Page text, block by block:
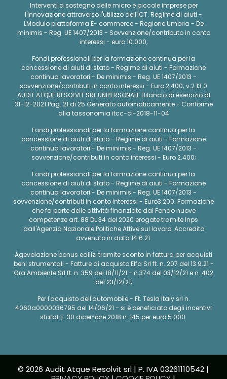
Interventi a sostegno delle micro e piccole imprese per
l'innovazione attraverso l'utilizzo dell'ICT. Regime di aiuti -
LModulo piattaforma E- commerce - Regione Umbria - De
minimis - Reg. UE 1407/2013 - Sovvenzione/contributo in conto
interessi - euro 10.000;
Fondi professionali per la formazione continua per la
concessione di aiuti di stato - Regime di aiuti - Formazione
continua lavoratori - De minimis - Reg. UE 1407/2013 -
sovvenzione/contributi in conto interessi - Euro 2.400; v.2.13.0
AUDIT ATQUE RESOLVIT SRL UNIPERSONALE Bilancio di esercizio al
31-12-2021 Pag. 21 di 25 Generato automaticamente - Conforme
alla tassonomia itcc-ci-2018-11-04
Fondi professionali per la formazione continua per la
concessione di aiuti di stato - Regime di aiuti - Formazione
continua lavoratori - De minimis - Reg. UE 1407/2013 -
sovvenzione/contributi in conto interessi - Euro 2.400;
Fondi professionali per la formazione continua per la
concessione di aiuti di stato - Regime di aiuti - Formazione
continua lavoratori - De minimis - Reg. UE 1407/2013 -
sovvenzione/contributi in conto interessi - Euro3.200; Formazione
che fa parte delle attività finanziate dal Fondo nuove
competenze art. 88 DL 34 del 2020 erogate tramite Inps
dall'Agenzia Nazionale Politiche Attive sul lavoro. Accredito
avvenuto in data 14.6.21.
Agevolazione bonus edilizi tramite sconto in fattura per acquisti
beni strumentali - Fatture di acquisto Elfa Srl ft. n. 207 del 13.9.21 -
Gra Ambiente Srl ft. n. 359 del 18/11/21 - n.374 del 03/12/21 e n. 402
del 23/12/21;
Per l'acquisto dell'automobile - Ft. Tesla Italy srl n.
4060a0000036795 del 14/06/21 - si è beneficiato degli incentivi
statali L. 30 dicembre 2018 n. 145 per euro 5.000.
© 2026 Audit Atque Resolvit srl | P. IVA 03261110542 |